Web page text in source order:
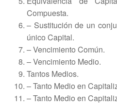
Compuesta.
– Sustitución de un
único Capital.
– Vencimiento Común.
– Vencimiento Medio.
Tantos Medios.
– Tanto Medio en
– Tanto Medio en